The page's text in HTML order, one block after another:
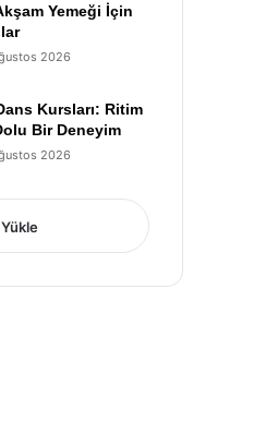
Yemeği İçin
2026
Kursları: Ritim
Bir Deneyim
2026